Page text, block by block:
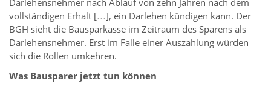
Darlehensnehmer nach Ablauf von zehn Jahren nach dem
vollständigen Erhalt […], ein Darlehen kündigen kann. Der
BGH sieht die Bausparkasse im Zeitraum des Sparens als
Darlehensnehmer. Erst im Falle einer Auszahlung würden
sich die Rollen umkehren.
Was Bausparer jetzt tun können